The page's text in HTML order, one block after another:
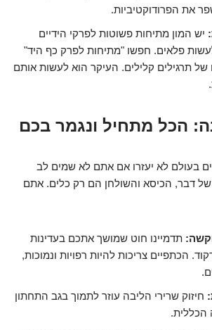
את הפרודוקטיביות.
יש המון מתיחות פשוטות לפרקי הידיים
פלאים. חפשו "מתיחות לפרק כף היד"
תרגילים קלילים. העיקר הוא לעשות אותם
בעולם לא יעזרו אם אתם לא שמים לב
של דבר, הכיסא והשולחן הם רק כלים. אתם
תדמיינו חוט שמושך אתכם בעדינות
הכתפיים צריכות להיות רפויות ונמוכות,
חיזוק שרירי הליבה עוזר לתמוך בגב התחתון
הכללית.